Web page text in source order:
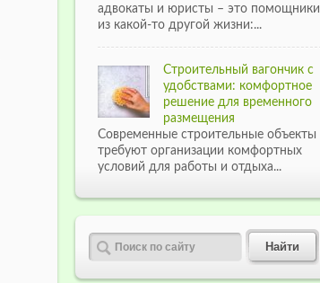
адвокаты и юристы – это помощники
из какой-то другой жизни:...
Строительный вагончик с
удобствами: комфортное
решение для временного
размещения
Современные строительные объекты
требуют организации комфортных
условий для работы и отдыха...